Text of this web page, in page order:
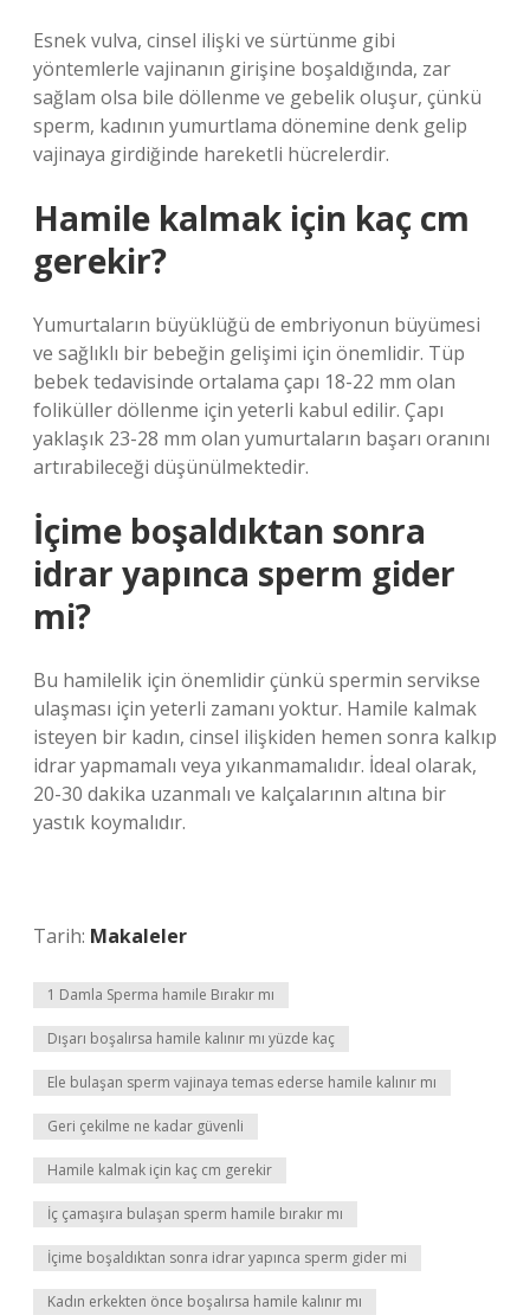
Esnek vulva, cinsel ilişki ve sürtünme gibi
yöntemlerle vajinanın girişine boşaldığında, zar
sağlam olsa bile döllenme ve gebelik oluşur, çünkü
sperm, kadının yumurtlama dönemine denk gelip
vajinaya girdiğinde hareketli hücrelerdir.
Hamile kalmak için kaç cm
gerekir?
Yumurtaların büyüklüğü de embriyonun büyümesi
ve sağlıklı bir bebeğin gelişimi için önemlidir. Tüp
bebek tedavisinde ortalama çapı 18-22 mm olan
foliküller döllenme için yeterli kabul edilir. Çapı
yaklaşık 23-28 mm olan yumurtaların başarı oranını
artırabileceği düşünülmektedir.
İçime boşaldıktan sonra
idrar yapınca sperm gider
mi?
Bu hamilelik için önemlidir çünkü spermin servikse
ulaşması için yeterli zamanı yoktur. Hamile kalmak
isteyen bir kadın, cinsel ilişkiden hemen sonra kalkıp
idrar yapmamalı veya yıkanmamalıdır. İdeal olarak,
20-30 dakika uzanmalı ve kalçalarının altına bir
yastık koymalıdır.
Tarih: Makaleler
1 Damla Sperma hamile Bırakır mı
Dışarı boşalırsa hamile kalınır mı yüzde kaç
Ele bulaşan sperm vajinaya temas ederse hamile kalınır mı
Geri çekilme ne kadar güvenli
Hamile kalmak için kaç cm gerekir
İç çamaşıra bulaşan sperm hamile bırakır mı
İçime boşaldıktan sonra idrar yapınca sperm gider mi
Kadın erkekten önce boşalırsa hamile kalınır mı